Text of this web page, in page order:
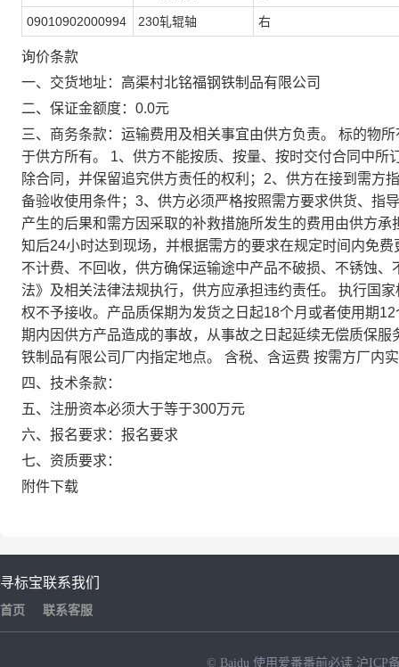
09010902000994 230轧辊轴 右
询价条款
一、交货地址：高渠村北铭福钢铁制品有限公司
二、保证金额度：0.0元
三、商务条款：运输费用及相关事宜由供方负责。 标的物
于供方所有。 1、供方不能按质、按量、按时交付合同中
除合同，并保留追究供方责任的权利；2、供方在接到需方
备验收使用条件；3、供方必须严格按照需方要求供货、指
产生的后果和需方因采取的补救措施所发生的费用由供方
知后24小时达到现场，并根据需方的要求在规定时间内免
不计费、不回收，供方确保运输途中产品不破损、不锈蚀
法》及相关法律法规执行，供方应承担违约责任。 执行国
权不予接收。产品质保期为发货之日起18个月或者使用期
期内因供方产品造成的事故，从事故之日起延续无偿质保
铁制品有限公司厂内指定地点。 含税、含运费 按需方厂内
四、技术条款：
五、注册资本必须大于等于300万元
六、报名要求：报名要求
七、资质要求：
附件下载
寻标宝
首页
联系我们
联系客服
© Baidu 使用爱番番前必读 沪ICP